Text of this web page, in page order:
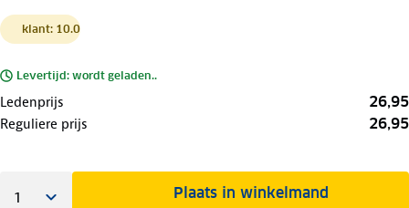
klant: 10.0
Levertijd: wordt geladen..
Ledenprijs 26,95
Reguliere prijs 26,95
Plaats in winkelmand